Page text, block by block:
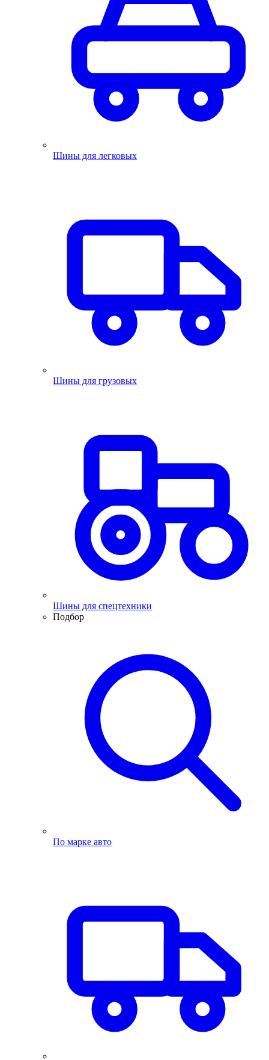
Шины для легковых
Шины для грузовых
Шины для спецтехники
Подбор
По марке авто